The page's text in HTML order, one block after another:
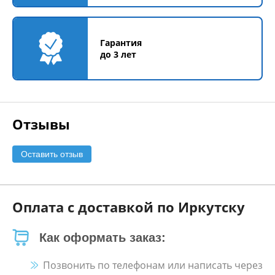
Гарантия
до 3 лет
Отзывы
Оставить отзыв
Оплата с доставкой по Иркутску
Как оформать заказ:
Позвонить по телефонам или написать через